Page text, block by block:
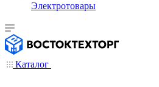
Электротовары
Каталог